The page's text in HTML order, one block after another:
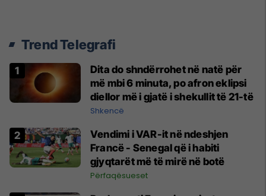
Trend Telegrafi
Dita do shndërrohet në natë për
më mbi 6 minuta, po afron eklipsi
diellor më i gjatë i shekullit të 21-të
Shkencë
Vendimi i VAR-it në ndeshjen
Francë - Senegal që i habiti
gjyqtarët më të mirë në botë
Përfaqësueset